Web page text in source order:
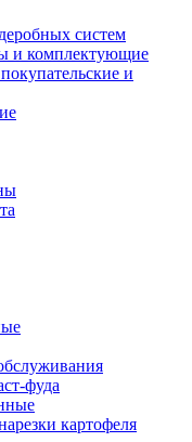
систем
и комплектующие
и
фуда
картофеля